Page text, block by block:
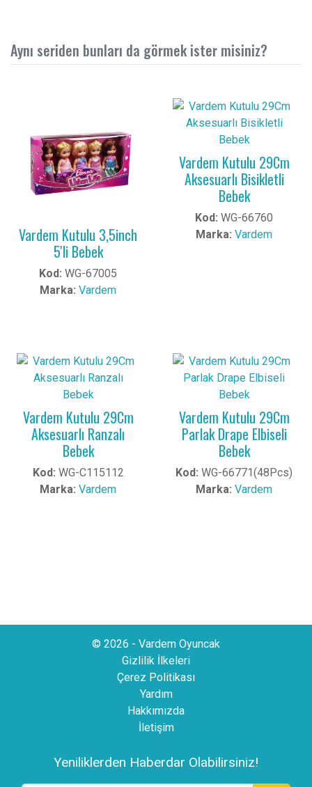
Aynı seriden bunları da görmek ister misiniz?
Vardem Kutulu 3,5inch
5'li Bebek
Kod: WG-67005
Marka: Vardem
Vardem Kutulu 29Cm
Aksesuarlı Bisikletli
Bebek
Kod: WG-66760
Marka: Vardem
Vardem Kutulu 29Cm
Aksesuarlı Ranzalı
Bebek
Kod: WG-C115112
Marka: Vardem
Vardem Kutulu 29Cm
Parlak Drape Elbiseli
Bebek
Kod: WG-66771(48Pcs)
Marka: Vardem
© 2026 - Vardem Oyuncak
Gizlilik İlkeleri
Çerez Politikası
Yardım
Hakkımızda
İletişim
Yeniliklerden Haberdar Olabilirsiniz!